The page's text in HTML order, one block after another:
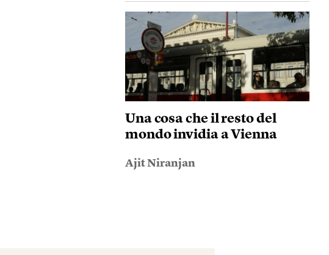
Una cosa che il resto del
mondo invidia a Vienna
Ajit Niranjan